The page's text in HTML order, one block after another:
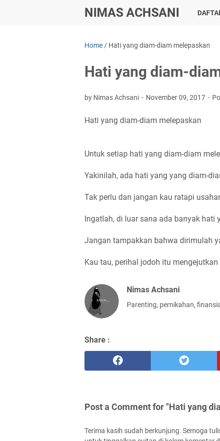
NIMAS ACHSANI
Home / Hati yang diam-diam melepaskan
Hati yang diam-
by Nimas Achsani November 09, 2017
Hati yang diam-diam melepaskan
Untuk setiap hati yang diam-diam
Yakinilah, ada hati yang yang diam-
Tak perlu dan jangan kau ratapi
Ingatlah, di luar sana ada banyak hati
Jangan tampakkan bahwa dirimulah
Kau tau, perihal jodoh itu
Nimas Achsani
Parenting, pernikahan,
Share :
Post a Comment for "Hati yang
Terima kasih sudah berkunjung. Semoga